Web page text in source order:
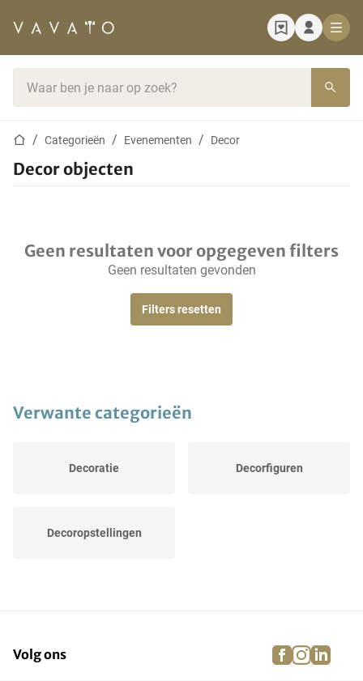
StartpaginaCategorieën Evenementen Decor
Decor objecten
Geen resultaten voor opgegeven filters
Geen resultaten gevonden
Filters resetten
Verwante categorieën
Decoratie Decorfiguren
Decoropstellingen
Volg ons facebook